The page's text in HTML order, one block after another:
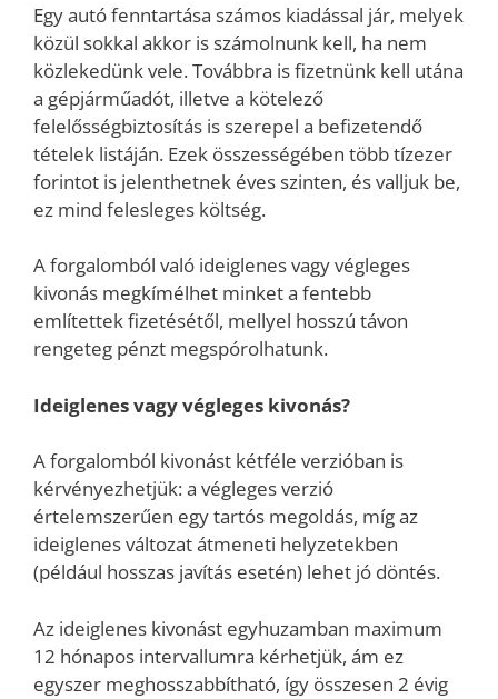
Egy autó fenntartása számos kiadással jár, melyek
közül sokkal akkor is számolnunk kell, ha nem
közlekedünk vele. Továbbra is fizetnünk kell utána
a gépjárműadót, illetve a kötelező
felelősségbiztosítás is szerepel a befizetendő
tételek listáján. Ezek összességében több tízezer
forintot is jelenthetnek éves szinten, és valljuk be,
ez mind felesleges költség.
A forgalomból való ideiglenes vagy végleges
kivonás megkímélhet minket a fentebb
említettek fizetésétől, mellyel hosszú távon
rengeteg pénzt megspórolhatunk.
Ideiglenes vagy végleges kivonás?
A forgalomból kivonást kétféle verzióban is
kérvényezhetjük: a végleges verzió
értelemszerűen egy tartós megoldás, míg az
ideiglenes változat átmeneti helyzetekben
(például hosszas javítás esetén) lehet jó döntés.
Az ideiglenes kivonást egyhuzamban maximum
12 hónapos intervallumra kérhetjük, ám ez
egyszer meghosszabbítható, így összesen 2 évig